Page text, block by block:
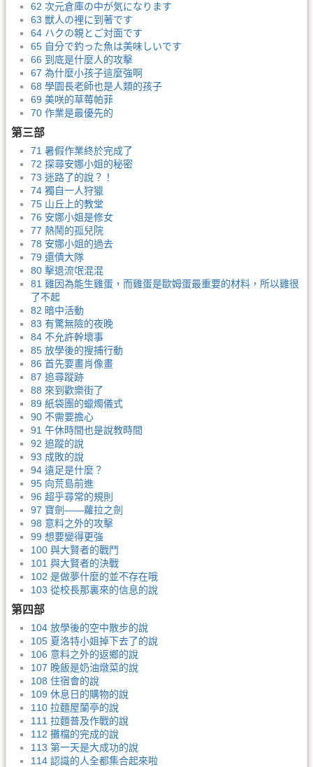
62 次元倉庫の中が気になります
63 獣人の裡に到著です
64 ハクの親とご対面です
65 自分で釣った魚は美味しいです
66 到底是什麼人的攻擊
67 為什麼小孩子這麼強啊
68 學園長老師也是人類的孩子
69 美咲的草莓帕菲
70 作業是最優先的
第三部
71 暑假作業終於完成了
72 探尋安娜小姐的秘密
73 迷路了的說？！
74 獨自一人狩獵
75 山丘上的教堂
76 安娜小姐是修女
77 熱鬧的孤兒院
78 安娜小姐的過去
79 還債大隊
80 擊退流氓混混
81 雞因為能生雞蛋，而雞蛋是歐姆蛋最重要的材料，所以雞很
了不起
82 暗中活動
83 有驚無險的夜晚
84 不允許幹壞事
85 放學後的搜捕行動
86 首先要畫肖像畫
87 追尋蹤跡
88 來到歡樂街了
89 紙袋團的蠟燭儀式
90 不需要擔心
91 午休時間也是說教時間
92 追蹤的說
93 成敗的說
94 遠足是什麼？
95 向荒島前進
96 超乎尋常的規則
97 寶劍——蘿拉之劍
98 意料之外的攻擊
99 想要變得更強
100 與大賢者的戰鬥
101 與大賢者的決戰
102 是做夢什麼的並不存在哦
103 從校長那裏來的信息的說
第四部
104 放學後的空中散步的說
105 夏洛特小姐掉下去了的說
106 意料之外的返鄉的說
107 晚飯是奶油燉菜的說
108 住宿會的說
109 休息日的購物的說
110 拉麵屋蘭亭的說
111 拉麵普及作戰的說
112 攤檔的完成的說
113 第一天是大成功的說
114 認識的人全都集合起來啦